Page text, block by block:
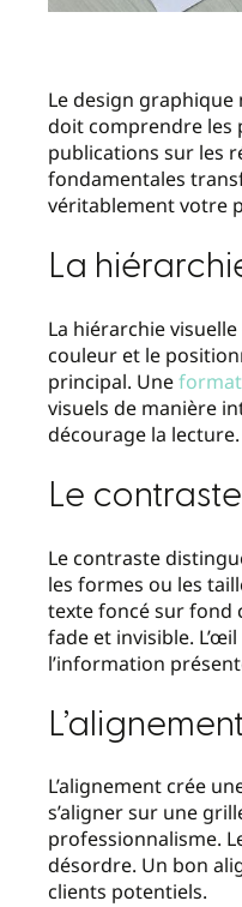
Le design graphique
doit comprendre les
publications sur les
fondamentales
véritablement votre
La
La hiérarchie
couleur et le
principal. Une
visuels de manière
décourage la
Le
Le contraste
les formes ou les
texte foncé sur fond
fade et invisible.
l’information
L’alignement crée
s’aligner sur une
professionnalisme.
désordre. Un bon
clients potentiels.